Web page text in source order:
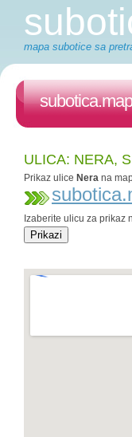
mapa subotice sa
ULICA: NERA,
Prikaz ulice Nera na
Izaberite ulicu za prikaz